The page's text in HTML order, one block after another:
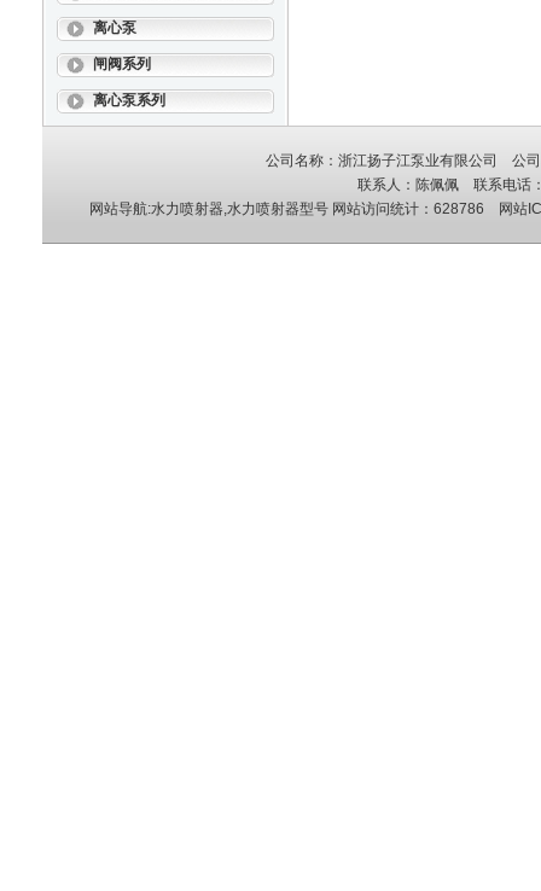
离心泵
闸阀系列
离心泵系列
公司名称：浙江扬子江泵业有限公司 公
联系人：陈佩佩 联系电话
网站导航:水力喷射器,水力喷射器型号 网站访问统计：628786 网站